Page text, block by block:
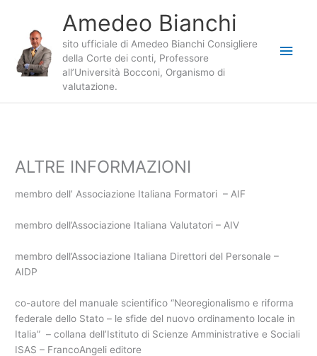
contenuto
Amedeo Bianchi
sito ufficiale di Amedeo Bianchi Consigliere
della Corte dei conti, Professore
all’Università Bocconi, Organismo di
valutazione.
ALTRE INFORMAZIONI
membro dell’ Associazione Italiana Formatori – AIF
membro dell’Associazione Italiana Valutatori – AIV
membro dell’Associazione Italiana Direttori del Personale –
AIDP
co-autore del manuale scientifico “Neoregionalismo e riforma
federale dello Stato – le sfide del nuovo ordinamento locale in
Italia” – collana dell’Istituto di Scienze Amministrative e Sociali
ISAS – FrancoAngeli editore